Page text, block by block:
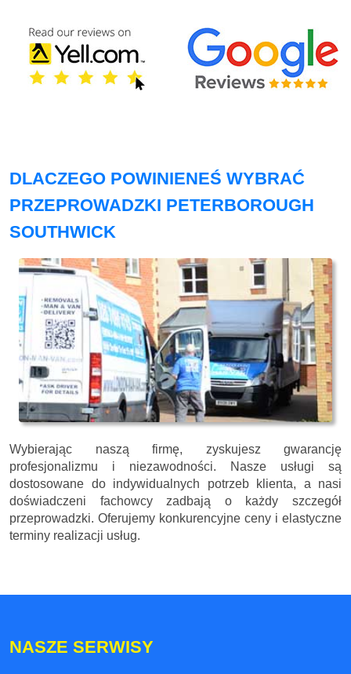
DLACZEGO POWINIENEŚ WYBRAĆ
PRZEPROWADZKI PETERBOROUGH
SOUTHWICK
Wybierając naszą firmę, zyskujesz gwarancję
profesjonalizmu i niezawodności. Nasze usługi są
dostosowane do indywidualnych potrzeb klienta, a nasi
doświadczeni fachowcy zadbają o każdy szczegół
przeprowadzki. Oferujemy konkurencyjne ceny i elastyczne
terminy realizacji usług.
NASZE SERWISY